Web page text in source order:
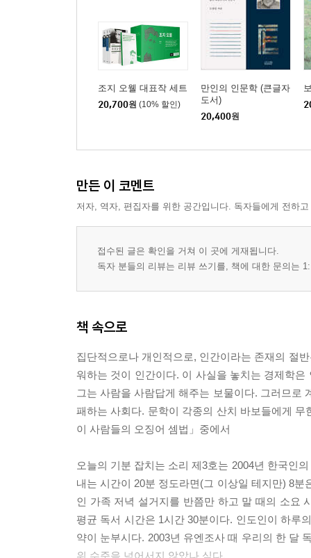
3부 관계의 건축학
인문학적 사유의 네 가지 책임
『논어』 1장의 행복론
남들이 알아주지 않아도 화내지 않으니
인문학, 관계의 건축술
아이들에게 문학을!
이야기는 왜 끊임없이 만들어지는가
소설 『순교자』의 미스터리
CEO들의 서재
안네 프랑크는 없었다?
사회를 믿지 않는 아이들
봄은 어디에 와야 하는가
기억과 망각의 변증법
프리모 레비의 기억 투쟁
어떤 엄마의 개종
엄마라는 이름의 해결사
4부 사회는 언제 실패하는가
노무현의 질문
자발성의 문화
탄핵이라는 이름의 불행한 희극
이라크 파병 문제
조지 오웰 대표작 세트
20,700원 (10% 할인)
만인의 인문학 (큰글자
도서)
20,400원
만든 이 코멘트
저자, 역자, 편집자를 위한 공간입니다. 독자들에게 전하
접수된 글은 확인을 거쳐 이 곳에 게재됩니다.
독자 분들의 리뷰는 리뷰 쓰기를, 책에 대한 문의는
책 속으로
집단적으로나 개인적으로, 인간이라는 존재의 절
워하는 것이 인간이다. 이 사실을 놓치는 경제학
그는 사람을 사람답게 해주는 보물이다. 그러므로
패하는 사회다. 문학이 각종의 산치 바보들에게
이 사람들의 오징어 셈법」중에서
오늘의 기분 잡치는 소리 제3호는 2004년 한국인
내는 시간이 20분 정도라면(그 이상일 테지만) 8
인 가족 저녁 설거지를 반쯤만 하고 말 때의 소요
평균 독서 시간은 1시간 30분이다. 인도인이 하루
약이 눈부시다. 2003년 유엔조사 때 우리의 한 달
위 수준을 넘어서지 않았나 싶다.